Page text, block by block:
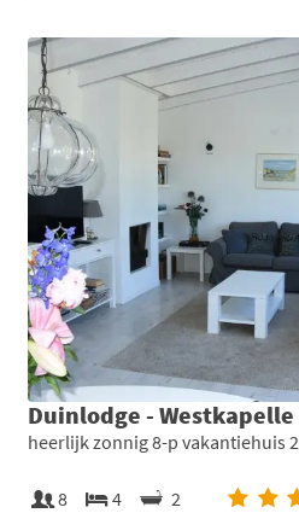
Duinlodge -
heerlijk zonnig 8-p vakantiehuis
8 4
2